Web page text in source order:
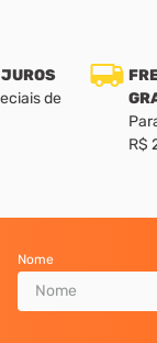
de
R$
Nome